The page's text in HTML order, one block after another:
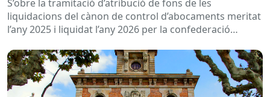
2026
S’obre la tramitació d’atribució de fons de les
liquidacions del cànon de control d’abocaments meritat
l’any 2025 i liquidat l’any 2026 per la confederació